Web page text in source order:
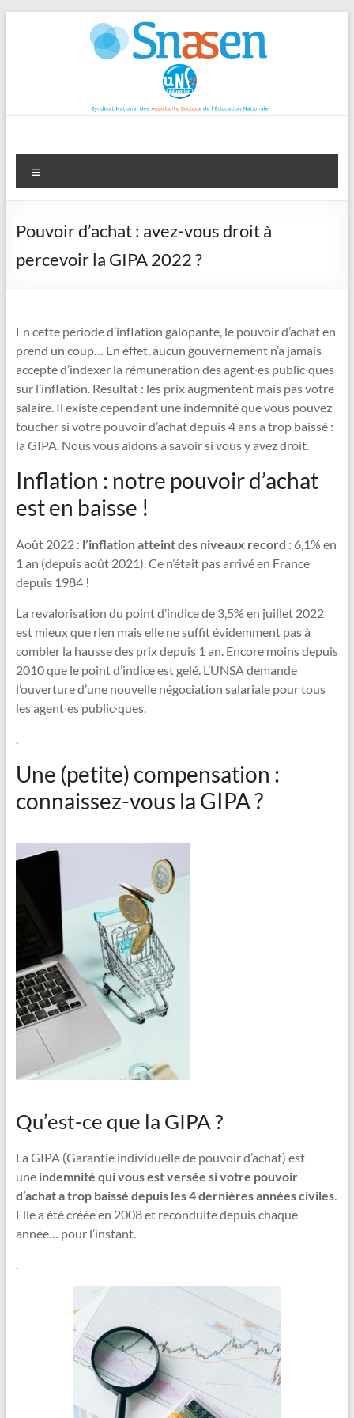
Pouvoir d’achat : avez-vous droit à
percevoir la GIPA 2022 ?
En cette période d’inflation galopante, le pouvoir d’achat en
prend un coup… En effet, aucun gouvernement n’a jamais
accepté d’indexer la rémunération des agent∙es public∙ques
sur l’inflation. Résultat : les prix augmentent mais pas votre
salaire. Il existe cependant une indemnité que vous pouvez
toucher si votre pouvoir d’achat depuis 4 ans a trop baissé :
la GIPA. Nous vous aidons à savoir si vous y avez droit.
Inflation : notre pouvoir d’achat
est en baisse !
Août 2022 : l’inflation atteint des niveaux record : 6,1% en
1 an (depuis août 2021). Ce n’était pas arrivé en France
depuis 1984 !
La revalorisation du point d’indice de 3,5% en juillet 2022
est mieux que rien mais elle ne suffit évidemment pas à
combler la hausse des prix depuis 1 an. Encore moins depuis
2010 que le point d’indice est gelé. L’UNSA demande
l’ouverture d’une nouvelle négociation salariale pour tous
les agent∙es public∙ques.
.
Une (petite) compensation :
connaissez-vous la GIPA ?
Qu’est-ce que la GIPA ?
La GIPA (Garantie individuelle de pouvoir d’achat) est
une indemnité qui vous est versée si votre pouvoir
d’achat a trop baissé depuis les 4 dernières années civiles.
Elle a été créée en 2008 et reconduite depuis chaque
année… pour l’instant.
.